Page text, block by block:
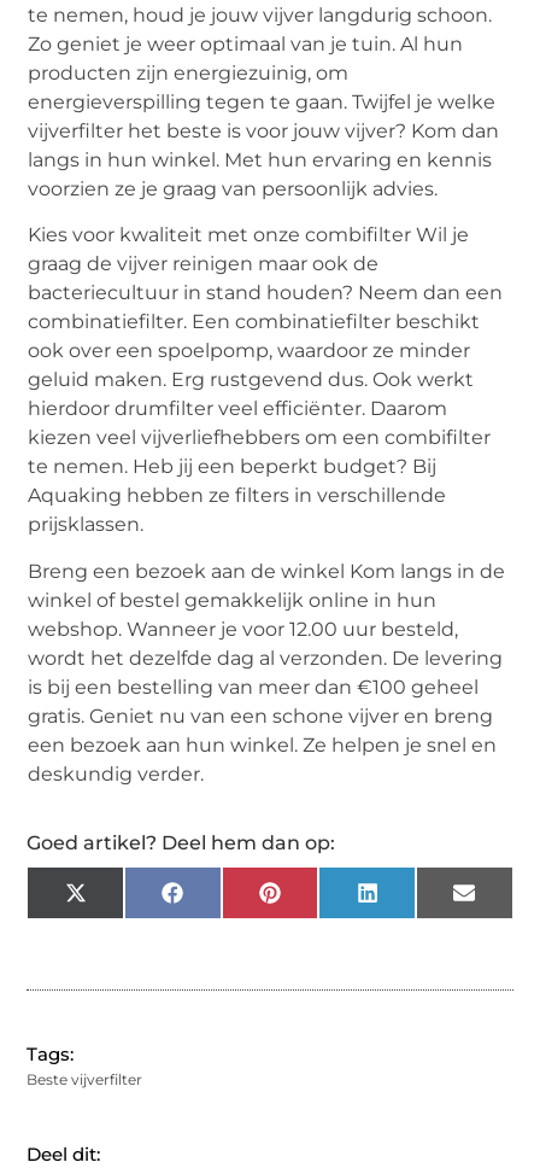
te nemen, houd je jouw vijver langdurig schoon.
Zo geniet je weer optimaal van je tuin. Al hun
producten zijn energiezuinig, om
energieverspilling tegen te gaan. Twijfel je welke
vijverfilter het beste is voor jouw vijver? Kom dan
langs in hun winkel. Met hun ervaring en kennis
voorzien ze je graag van persoonlijk advies.
Kies voor kwaliteit met onze combifilter Wil je
graag de vijver reinigen maar ook de
bacteriecultuur in stand houden? Neem dan een
combinatiefilter. Een combinatiefilter beschikt
ook over een spoelpomp, waardoor ze minder
geluid maken. Erg rustgevend dus. Ook werkt
hierdoor drumfilter veel efficiënter. Daarom
kiezen veel vijverliefhebbers om een combifilter
te nemen. Heb jij een beperkt budget? Bij
Aquaking hebben ze filters in verschillende
prijsklassen.
Breng een bezoek aan de winkel Kom langs in de
winkel of bestel gemakkelijk online in hun
webshop. Wanneer je voor 12.00 uur besteld,
wordt het dezelfde dag al verzonden. De levering
is bij een bestelling van meer dan €100 geheel
gratis. Geniet nu van een schone vijver en breng
een bezoek aan hun winkel. Ze helpen je snel en
deskundig verder.
Goed artikel? Deel hem dan op:
X
(Twitter)
Facebook Pinterest LinkedIn Email
Tags:
Beste vijverfilter
Deel dit: